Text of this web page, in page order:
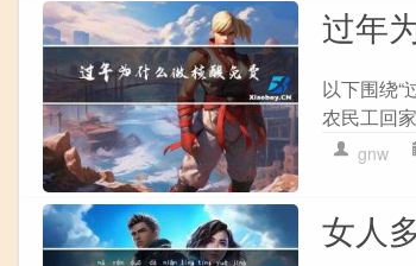
过年
以下围绕“
农民工回
gnw
女人